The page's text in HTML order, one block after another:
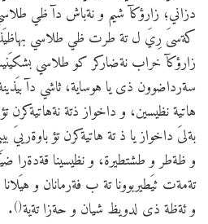
دزاني؛ زارؤكآ شيم و نةباش دآ ظي
كةسىَ رِيَ ل تة طرت ظي طلاسي
زارؤكآ خراب نةضاركر كو طلاسي
سةرداضوون ذى يا هوساية، ثاشي دآ
هاتية نظيسين، و داخواز ذتة نةهاتيةكرن
بةلىَ داخواز يا ذ تة هاتيةكرن تؤ
و ظةطر و طشتطيرة، و نظيسينا قةدةرا
تةمةت ثيَطيربوونا تة ب فةرمانان و
و ئةظة ذى لدويظ شيان و حةزا تةية()
.